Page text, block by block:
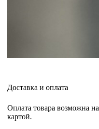
Доставка и оплата
Оплата товара возможна
картой.